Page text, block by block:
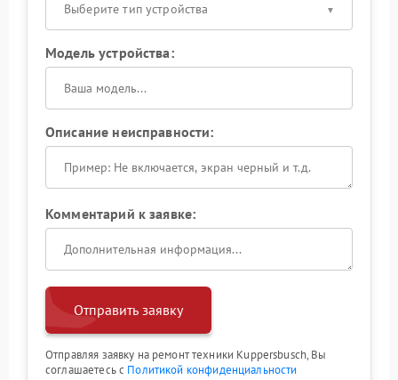
Выберите тип устройства
Модель устройства:
Описание неисправности:
Комментарий к заявке:
Отправить заявку
Отправляя заявку на ремонт техники Kuppersbusch, Вы
соглашаетесь с Политикой конфиденциальности